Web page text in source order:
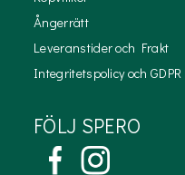
Ångerrätt
Leveranstider och Frakt
Integritetspolicy och GDPR
FÖLJ SPERO